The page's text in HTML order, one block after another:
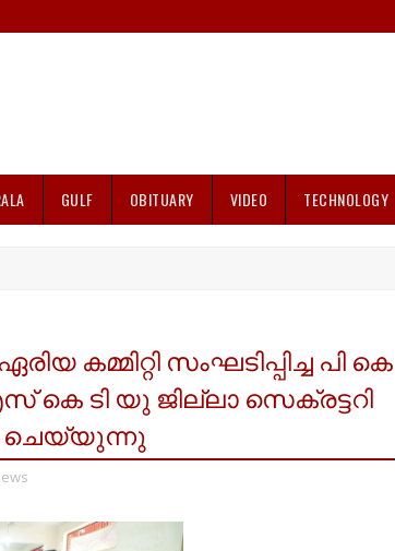
GULF OBITUARY VIDEO TECHNOLOGY
കമ്മിറ്റി സംഘടിപ്പിച്ച പി കെ
ടി യു ജില്ലാ സെക്രട്ടറി
ചെയ്യുന്നു